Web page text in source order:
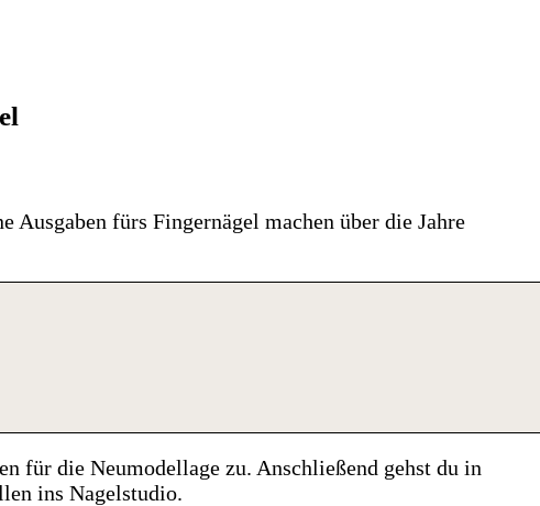
Ausgaben fürs Fingernägel machen über die Jahre
für die Neumodellage zu. Anschließend gehst du in
ins Nagelstudio.